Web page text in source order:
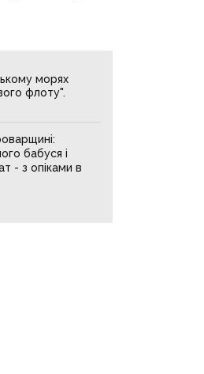
морях
флоту".
бабуся і
- з опіками в